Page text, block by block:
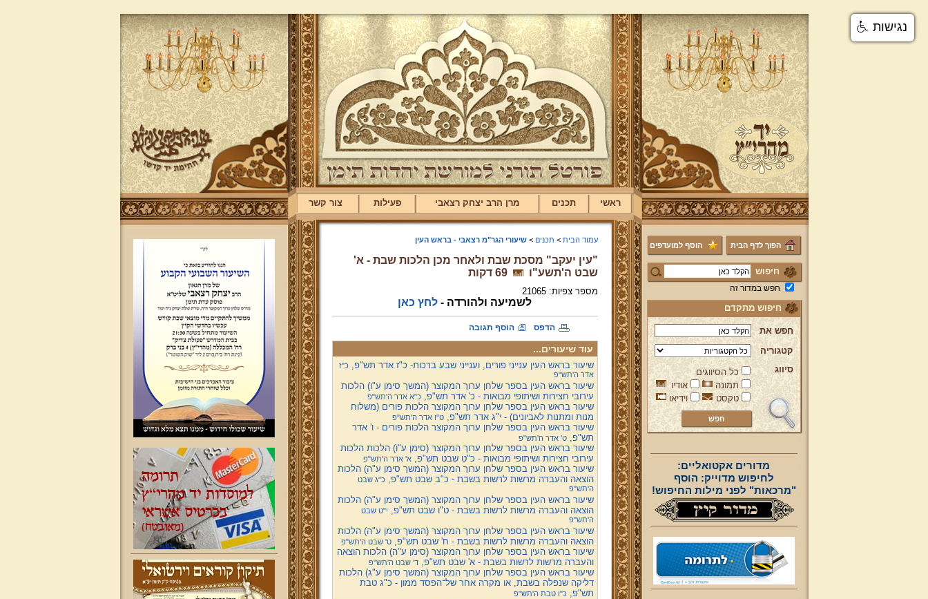
ראשי תכנים מרן הרב יצחק רצאבי פעילות צור קשר
הפוך לדף הבית הוסף למועדפים
חיפוש
חפש במדור זה
חיפוש מתקדם
חפש את
קטגוריה
סיווג
כל הסיווגים
תמונה
אודיו
טקסט
וידיאו
מדורים אקטואליים:
לחיפוש מדוייק: הוסף
"מרכאות" לפני מילות החיפוש!
עמוד הבית > תכנים >שיעורי הגר"מ רצאבי - בראש העין
"עין יעקב" מסכת שבת ולאחר מכן הלכות שבת - א'
שבט ה'תשע"ו
69 דקות
מספר צפיות: 21065
לשמיעה ולהורדה - לחץ כאן
הדפס הוסף תגובה
עוד שיעורים...
שיעור בראש העין ענייני פורים, וענייני שבע ברכות- כ"ז אדר תש"פ,כ"ז
אדר ה'תש"פ
שיעור בראש העין בספר שלחן ערוך המקוצר (המשך סימן ע"ו) הלכות
עירובי חצירות ושיתופי מבואות - כ' אדר תש"פ,כ"א אדר ה'תש"פ
שיעור בראש העין בספר שלחן ערוך המקוצר הלכות פורים (משלוח
מנות ומתנות לאביונים) - י"ג אדר תש"פ,ט"ו אדר ה'תש"פ
שיעור בראש העין בספר שלחן ערוך המקוצר הלכות פורים - ו' אדר
תש"פ,ט' אדר ה'תש"פ
שיעור בראש העין בספר שלחן ערוך המקוצר (סימן ע"ו) הלכות הלכות
עירובי חצירות ושיתופי מבואות - כ"ט שבט תש"פ,א' אדר ה'תש"פ
שיעור בראש העין בספר שלחן ערוך המקוצר (המשך סימן ע"ה) הלכות
הוצאה והעברה מרשות לרשות בשבת - כ"ב שבט תש"פ,כ"ג שבט
ה'תש"פ
שיעור בראש העין בספר שלחן ערוך המקוצר (המשך סימן ע"ה) הלכות
הוצאה והעברה מרשות לרשות בשבת - ט"ו שבט תש"פ, י"ט שבט
ה'תש"פ
שיעור בראש העין בספר שלחן ערוך המקוצר (המשך סימן ע"ה) הלכות
הוצאה והעברה מרשות לרשות בשבת - ח' שבט תש"פ,ט' שבט ה'תש"פ
שיעור בראש העין בספר שלחן ערוך המקוצר (סימן ע"ה) הלכות הוצאה
והעברה מרשות לרשות בשבת - א' שבט תש"פ,ד' שבט ה'תש"פ
שיעור בראש העין בספר שלחן ערוך המקוצר (המשך סימן ע"ג) הלכות
דליקה שנפלה בשבת, או מקרה אחר של־הפסד ממון - כ"ג טבת
תש"פ,כ"ו טבת ה'תש"פ
נגישות